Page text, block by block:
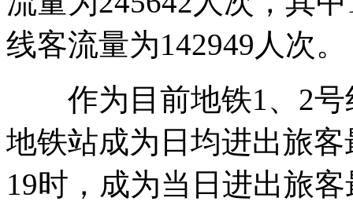
线客流量为142949人次。
作为目前地铁1、2号
地铁站成为日均进出旅
19时，成为当日进出旅